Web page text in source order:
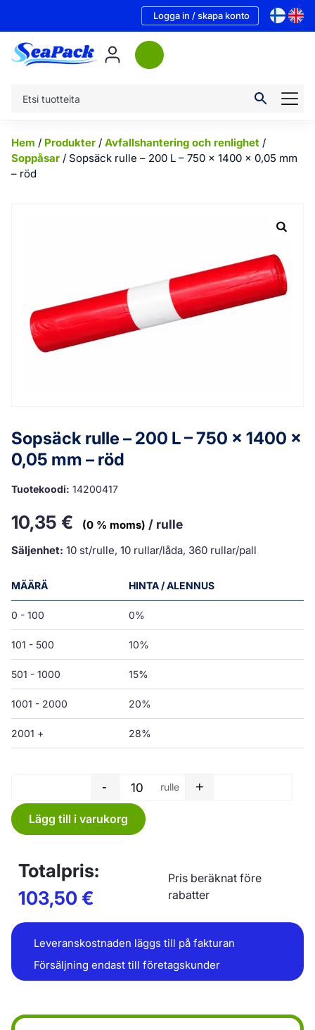
Logga in / skapa konto
Hem / Produkter / Avfallshantering och renlighet /
Soppåsar / Sopsäck rulle – 200 L – 750 x 1400 x 0,05 mm
– röd
Sopsäck rulle – 200 L – 750 x 1400 x
0,05 mm – röd
Tuotekoodi: 14200417
10,35 € (0 % moms) / rulle
Säljenhet: 10 st/rulle, 10 rullar/låda, 360 rullar/pall
MÄÄRÄ HINTA / ALENNUS
0 - 100 0%
101 - 500 10%
501 - 1000 15%
1001 - 2000 20%
2001 + 28%
Sopsäck rulle - 200 L - 750 x
- rulle +
Lägg till i varukorg
Totalpris:
103,50€
Pris beräknat före
rabatter
Leveranskostnaden läggs till på fakturan
Försäljning endast till företagskunder